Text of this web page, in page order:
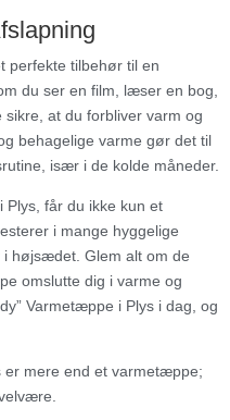
perfekte tilbehør til en
du ser en film, læser en bog,
at du forbliver varm og
behagelige varme gør det til
især i de kolde måneder.
Plys, får du ikke kun et
i mange hyggelige
højsædet. Glem alt om de
omslutte dig i varme og
Varmetæppe i Plys i dag, og
er mere end et varmetæppe;